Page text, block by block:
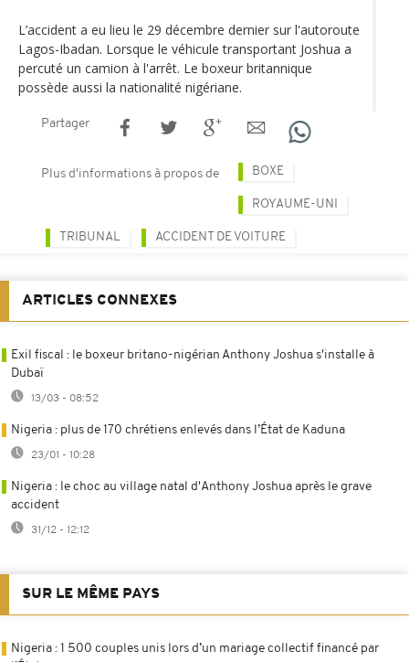
L’accident a eu lieu le 29 décembre dernier sur l'autoroute
Lagos-Ibadan. Lorsque le véhicule transportant Joshua a
percuté un camion à l'arrêt. Le boxeur britannique
possède aussi la nationalité nigériane.
Partager
Plus d'informations à propos de BOXE
ROYAUME-UNI
TRIBUNAL ACCIDENT DE VOITURE
ARTICLES CONNEXES
Exil fiscal : le boxeur britano-nigérian Anthony Joshua s'installe à
Dubaï
13/03 - 08:52
Nigeria : plus de 170 chrétiens enlevés dans l’État de Kaduna
23/01 - 10:28
Nigeria : le choc au village natal d'Anthony Joshua après le grave
accident
31/12 - 12:12
SUR LE MÊME PAYS
Nigeria : 1 500 couples unis lors d’un mariage collectif financé par